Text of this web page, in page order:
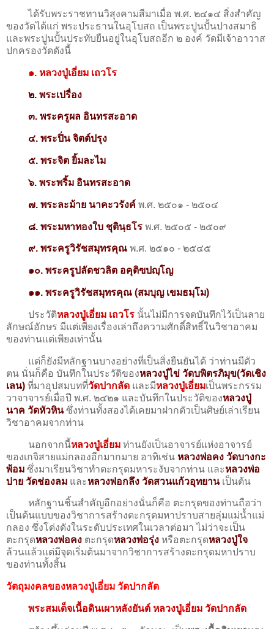
ได้รับพระราชทานวิสุงคามสีมาเมื่อ พ.ศ. ๒๔๑๔ สิ่งสำคัญ
ของวัดได้แก่ พระประธานในอุโบสถ เป็นพระปูนปั้นปางสมาธิ
และพระปูนปั้นประทับยืนอยู่ในอุโบสถอีก ๒ องค์ วัดมีเจ้าอาวาส
ปกครองวัดดังนี้
๑. หลวงปู่เอี่ยม เถวโร
๒. พระเปรื่อง
๓. พระครูผล อินทรสะอาด
๔. พระปิ่น จิตต์ปรุง
๕. พระจิต ยิ้มละไม
๖. พระพริ้ม อินทรสะอาด
๗. พระละม้าย นาคะวรังค์ พ.ศ. ๒๕๐๑ - ๒๕๐๔
๘. พระมหาทองใบ ชุตินฺธโร พ.ศ. ๒๕๐๕ - ๒๕๐๙
๙. พระครูวิรัชสมุทรคุณ พ.ศ. ๒๕๑๐ - ๒๕๔๕
๑๐. พระครูปลัดชวลิต อคุติฃปญฺโญ
๑๑. พระครูวิรัชสมุทรคุณ (สมบุญ เขมธมฺโม)
ประวัติหลวงปู่เอี่ยม เถวโร นั้นไม่มีการจดบันทึกไว้เป็นลาย
ลักษณ์อักษร มีแต่เพียงเรื่องเล่าถึงความศักดิ์สิทธิ์ในวิชาอาคม
ของท่านแต่เพียงเท่านั้น
แต่ก็ยังมีหลักฐานบางอย่างที่เป็นสิ่งยืนยันได้ ว่าท่านมีตัว
ตน นั่นก็คือ บันทึกในประวัติของหลวงปู่ไข่ วัดบพิตรภิมุข(วัดเชิง
เลน) ที่มาอุปสมบทที่วัดปากลัด และมีหลวงปู่เอี่ยมเป็นพระกรรม
วาจาจารย์เมื่อปี พ.ศ. ๒๔๒๑ และบันทึกในประวัติของหลวงปู่
นาค วัดหัวหิน ซึ่งท่านทั้งสองได้เคยมาฝากตัวเป็นศิษย์เล่าเรียน
วิชาอาคมจากท่าน
นอกจากนี้หลวงปู่เอี่ยม ท่านยังเป็นอาจารย์แห่งอาจารย์
ของเกจิสายแม่กลองอีกมากมาย อาทิเช่น หลวงพ่อคง วัดบางกะ
พ้อม ซึ่งมาเรียนวิชาทำตะกรุดมหาระงับจากท่าน และหลวงพ่อ
บ่าย วัดช่องลม และหลวงพ่อกลึง วัดสวนแก้วอุทยาน เป็นต้น
หลักฐานชิ้นสำคัญอีกอย่างนั่นก็คือ ตะกรุดของท่านถือว่า
เป็นต้นแบบของวิชาการสร้างตะกรุดมหาปราบสายลุ่มแม่น้ำแม่
กลอง ซึ่งโด่งดังในระดับประเทศในเวลาต่อมา ไม่ว่าจะเป็น
ตะกรุดหลวงพ่อคง ตะกรุดหลวงพ่อรุ่ง หรือตะกรุดหลวงปู่ใจ
ล้วนแล้วแต่มีจุดเริ่มต้นมาจากวิชาการสร้างตะกรุดมหาปราบ
ของท่านทั้งสิ้น
วัตถุมงคลของหลวงปู่เอี่ยม วัดปากลัด
พระสมเด็จเนื้อดินเผาหลังยันต์ หลวงปู่เอี่ยม วัดปากลัด